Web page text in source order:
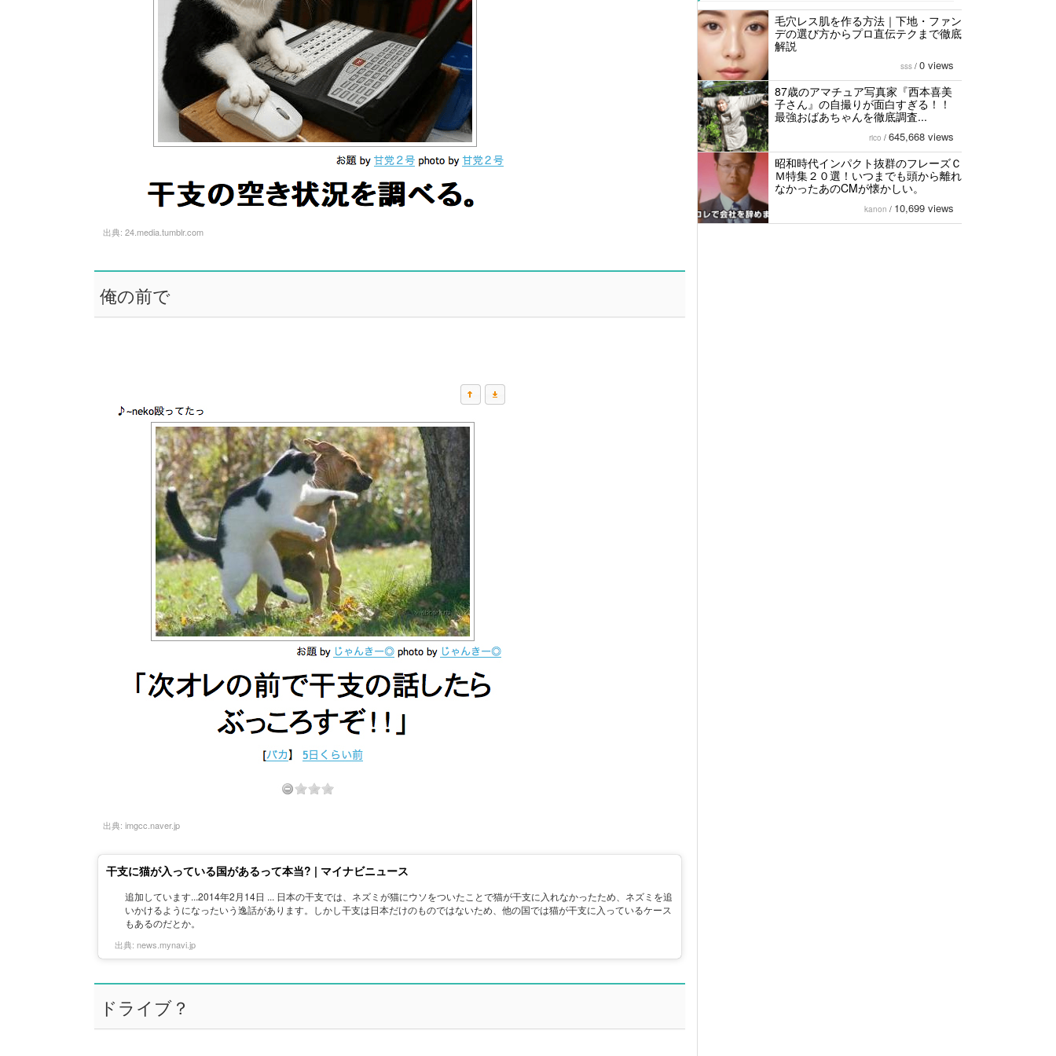
出典: 24.media.tumblr.com
俺の前で
出典: imgcc.naver.jp
干支に猫が入っている国があるって本当? | マイナビニュース
追加しています...2014年2月14日 ... 日本の干支では、ネズミが猫にウソをついたことで猫が干支に入れなかったため、ネズミを追
いかけるようになったいう逸話があります。しかし干支は日本だけのものではないため、他の国では猫が干支に入っているケース
もあるのだとか。
出典: news.mynavi.jp
ドライブ？
毛穴レス肌を作る方法｜下地・ファン
デの選び方からプロ直伝テクまで徹底
解説
sss / 0 views
87歳のアマチュア写真家『西本喜美
子さん』の自撮りが面白すぎる！！
最強おばあちゃんを徹底調査...
rico / 645,668 views
昭和時代インパクト抜群のフレーズＣ
Ｍ特集２０選！いつまでも頭から離れ
なかったあのCMが懐かしい。
kanon / 10,699 views